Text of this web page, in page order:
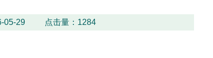
库咨询 神农中华农业科技奖
05-29 点击量： 1284